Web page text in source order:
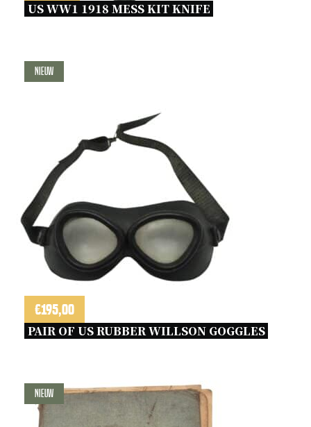
US WW1 1918 MESS KIT KNIFE
Nieuw
€195,00
PAIR OF US RUBBER WILLSON GOGGLES
Nieuw